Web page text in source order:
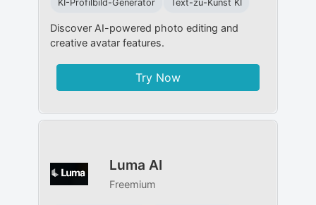
KI-Profilbild-Generator Text-zu-Kunst KI
Discover AI-powered photo editing and
creative avatar features.
Try Now
Luma AI
Freemium